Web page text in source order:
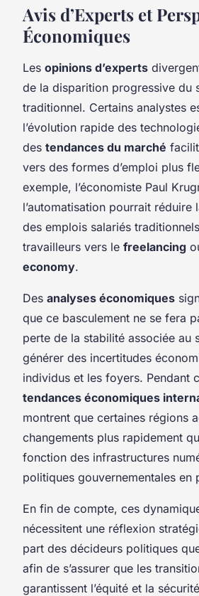
Avis d’Experts et
Économiques
Les opinions d’experts
de la disparition progressive du
traditionnel. Certains analystes
l’évolution rapide des
des tendances du marché
vers des formes d’emploi plus
exemple, l’économiste Paul
l’automatisation pourrait réduire
des emplois salariés
travailleurs vers le freelancing
economy.
Des analyses économiques
que ce basculement ne se fera
perte de la stabilité associée au
générer des incertitudes
individus et les foyers. Pendant
tendances économiques
montrent que certaines régions
changements plus rapidement
fonction des infrastructures
politiques gouvernementales en
En fin de compte, ces
nécessitent une réflexion
part des décideurs politiques
afin de s’assurer que les
garantissent l’équité et la